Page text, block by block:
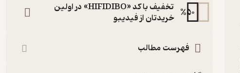
%50
تخفیف با کد «HIFIDIBO» در اولین
خریدتان از فیدیبو
فهرست مطالب